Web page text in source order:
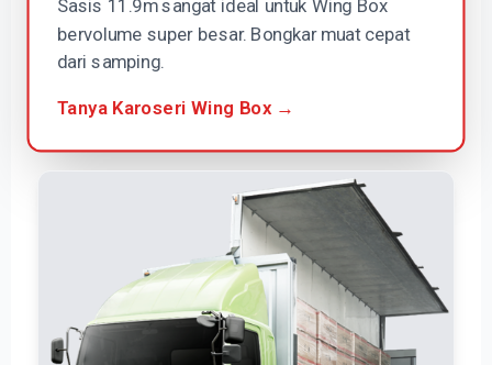
Sasis 11.9m sangat ideal untuk Wing Box
bervolume super besar. Bongkar muat cepat
dari samping.
Tanya Karoseri Wing Box →